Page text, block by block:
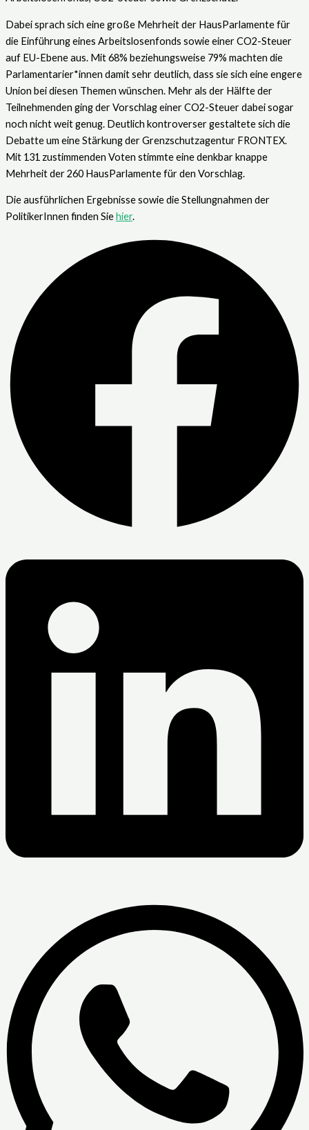
Dabei sprach sich eine große Mehrheit der HausParlamente für
die Einführung eines Arbeitslosenfonds sowie einer CO2-Steuer
auf EU-Ebene aus. Mit 68% beziehungsweise 79% machten die
Parlamentarier*innen damit sehr deutlich, dass sie sich eine engere
Union bei diesen Themen wünschen. Mehr als der Hälfte der
Teilnehmenden ging der Vorschlag einer CO2-Steuer dabei sogar
noch nicht weit genug. Deutlich kontroverser gestaltete sich die
Debatte um eine Stärkung der Grenzschutzagentur FRONTEX.
Mit 131 zustimmenden Voten stimmte eine denkbar knappe
Mehrheit der 260 HausParlamente für den Vorschlag.
Die ausführlichen Ergebnisse sowie die Stellungnahmen der
PolitikerInnen finden Siehier.